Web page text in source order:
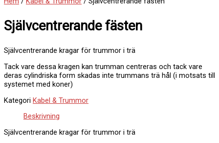
Självcentrerande fästen
Självcentrerande kragar för trummor i trä
Tack vare dessa kragen kan trumman centreras och tack vare
deras cylindriska form skadas inte trummans trä hål (i motsats till
systemet med koner)
Kategori Kabel & Trummor
Beskrivning
Självcentrerande kragar för trummor i trä